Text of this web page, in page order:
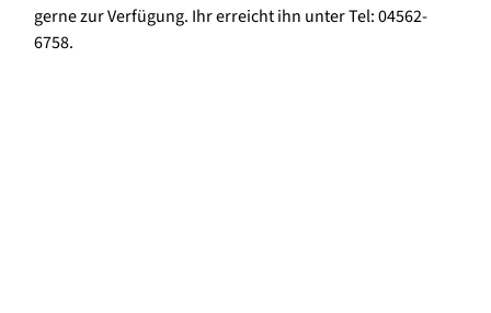
gerne zur Verfügung. Ihr erreicht ihn unter Tel: 04562-
6758.